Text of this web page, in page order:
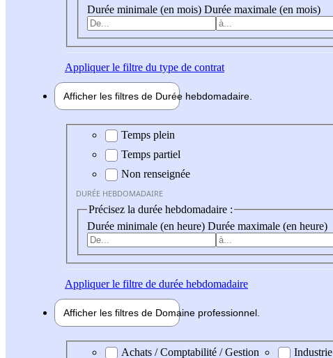
Durée minimale (en mois) Durée maximale (en mois)
Appliquerle filtre du type de contrat
Afficher les filtres de Durée hebdomadaire
Durée hebdomadaire
Temps plein
Temps partiel
Non renseignée
DURÉE HEBDOMADAIRE
Précisez la durée hebdomadaire :
Durée minimale (en heure) Durée maximale (en heure)
Appliquerle filtre de durée hebdomadaire
Afficher les filtres de Domaine professionnel
Domaine professionel
Achats / Comptabilité / Gestion
Industrie